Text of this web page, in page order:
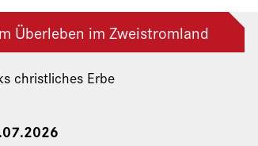
Überleben im Zweistromland
christliches Erbe